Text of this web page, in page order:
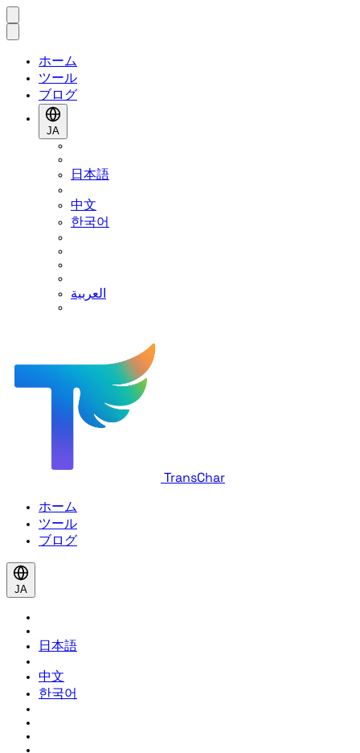
ホーム
ツール
ブログ
JA
日本語
中文
한국어
العربية
TransChar
ホーム
ツール
ブログ
JA
日本語
中文
한국어